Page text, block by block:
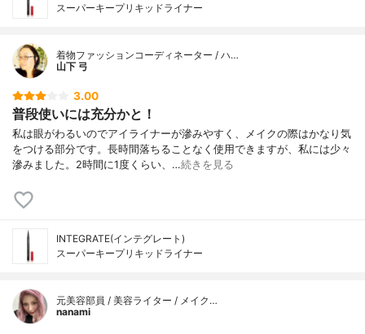
スーパーキープリキッドライナー
着物ファッションコーディネーター / ハ…
山下 弓
3.00
普段使いには充分かと！
私は眼がわるいのでアイライナーが滲みやすく、メイクの際はかなり気
をつける部分です。長時間落ちることなく使用できますが、私には少々
滲みました。2時間に1度くらい、…続きを見る
INTEGRATE(インテグレート)
スーパーキープリキッドライナー
元美容部員 / 美容ライター / メイク…
nanami